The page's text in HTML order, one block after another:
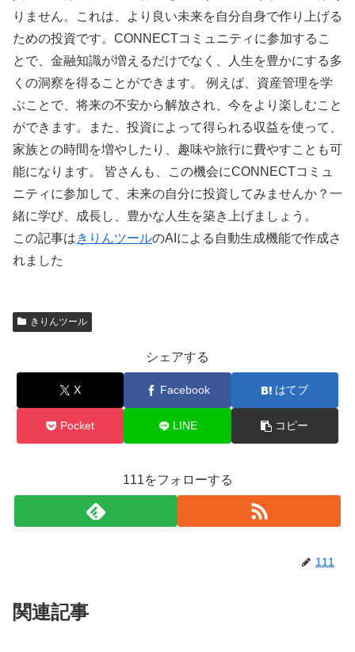
りません。これは、より良い未来を自分自身で作り上げる
ための投資です。CONNECTコミュニティに参加するこ
とで、金融知識が増えるだけでなく、人生を豊かにする多
くの洞察を得ることができます。 例えば、資産管理を学
ぶことで、将来の不安から解放され、今をより楽しむこと
ができます。また、投資によって得られる収益を使って、
家族との時間を増やしたり、趣味や旅行に費やすことも可
能になります。 皆さんも、この機会にCONNECTコミュ
ニティに参加して、未来の自分に投資してみませんか？一
緒に学び、成長し、豊かな人生を築き上げましょう。
この記事はきりんツールのAIによる自動生成機能で作成さ
れました
きりんツール
シェアする
X Facebook はてブ
Pocket LINE コピー
111をフォローする
111
関連記事